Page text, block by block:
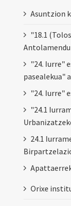
Asuntzion
"18.1
"24. Iurre"
pasealekua"
"24. Iurre"
"24.1
24.1
Orixe